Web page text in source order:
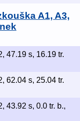
A1, A3,
47.19 s, 16.19 tr.
62.04 s, 25.04 tr.
43.92 s, 0.0 tr. b.,